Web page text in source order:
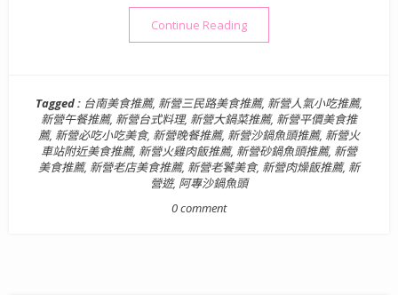
Continue Reading“【台南新營美食】阿專沙鍋
Tagged : 台南美食推薦, 新營三民路美食推薦, 新營人氣小吃推薦,
新營午餐推薦, 新營台式料理, 新營大鍋菜推薦, 新營平價美食推
薦, 新營必吃小吃美食, 新營晚餐推薦, 新營沙鍋魚頭推薦, 新營火
車站附近美食推薦, 新營火雞肉飯推薦, 新營砂鍋魚頭推薦, 新營
美食推薦, 新營老店美食推薦, 新營老饕美食, 新營肉燥飯推薦, 新
營遊, 阿專沙鍋魚頭
0 comment